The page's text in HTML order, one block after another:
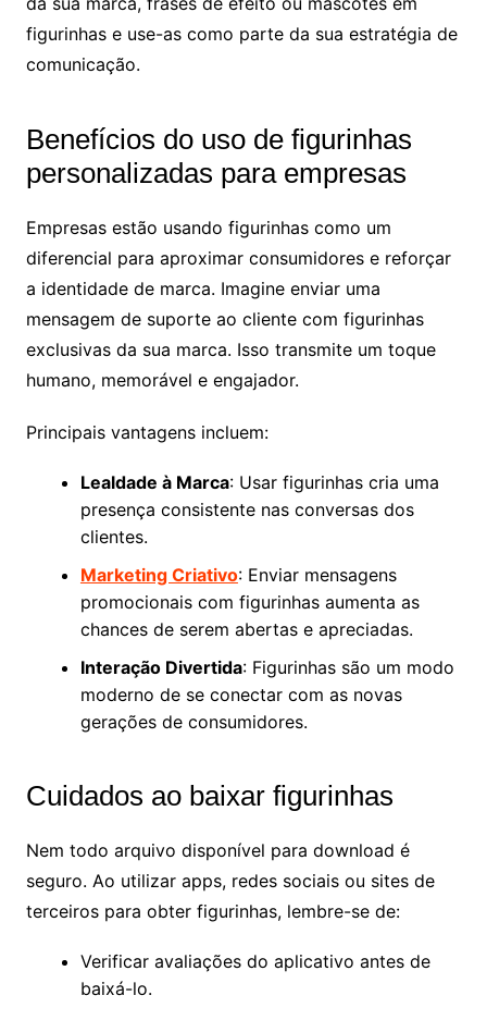
figurinhas e use-as como parte da sua estratégia de
comunicação.
Benefícios do uso de figurinhas
personalizadas para empresas
Empresas estão usando figurinhas como um
diferencial para aproximar consumidores e reforçar
a identidade de marca. Imagine enviar uma
mensagem de suporte ao cliente com figurinhas
exclusivas da sua marca. Isso transmite um toque
humano, memorável e engajador.
Principais vantagens incluem:
Lealdade à Marca: Usar figurinhas cria uma
presença consistente nas conversas dos
clientes.
Marketing Criativo: Enviar mensagens
promocionais com figurinhas aumenta as
chances de serem abertas e apreciadas.
Interação Divertida: Figurinhas são um modo
moderno de se conectar com as novas
gerações de consumidores.
Cuidados ao baixar figurinhas
Nem todo arquivo disponível para download é
seguro. Ao utilizar apps, redes sociais ou sites de
terceiros para obter figurinhas, lembre-se de:
Verificar avaliações do aplicativo antes de
baixá-lo.